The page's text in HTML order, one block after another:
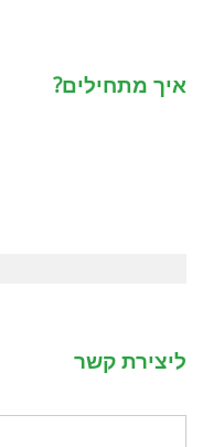
איך מתחילים?
ליצירת קשר